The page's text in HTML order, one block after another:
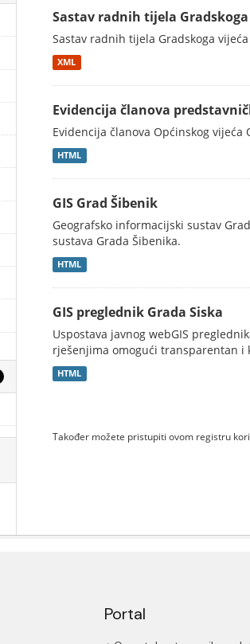
Sastav radnih tijela
Sastav radnih tijela Gradskoga
XML
Evidencija članova
Evidencija članova Općinskog vijeća
HTML
GIS Grad Šibenik
Geografsko informacijski sustav
sustava Grada Šibenika.
HTML
GIS preglednik Grada Siska
Uspostava javnog webGIS
rješenjima omogući transparentan
HTML
Također možete pristupiti ovom registru